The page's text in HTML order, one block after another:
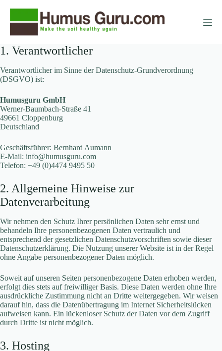
springen
1. Verantwortlicher
Verantwortlicher im Sinne der Datenschutz-Grundverordnung
(DSGVO) ist:
Humusguru GmbH
Werner-Baumbach-Straße 41
49661 Cloppenburg
Deutschland
Geschäftsführer: Bernhard Aumann
E-Mail: info@humusguru.com
Telefon: +49 (0)4474 9495 50
2. Allgemeine Hinweise zur
Datenverarbeitung
Wir nehmen den Schutz Ihrer persönlichen Daten sehr ernst und
behandeln Ihre personenbezogenen Daten vertraulich und
entsprechend der gesetzlichen Datenschutzvorschriften sowie dieser
Datenschutzerklärung. Die Nutzung unserer Website ist in der Regel
ohne Angabe personenbezogener Daten möglich.
Soweit auf unseren Seiten personenbezogene Daten erhoben werden,
erfolgt dies stets auf freiwilliger Basis. Diese Daten werden ohne Ihre
ausdrückliche Zustimmung nicht an Dritte weitergegeben. Wir weisen
darauf hin, dass die Datenübertragung im Internet Sicherheitslücken
aufweisen kann. Ein lückenloser Schutz der Daten vor dem Zugriff
durch Dritte ist nicht möglich.
3. Hosting